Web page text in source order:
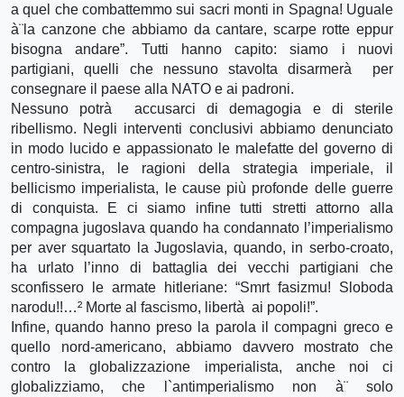
a quel che combattemmo sui sacri monti in Spagna! Uguale
à¨la canzone che abbiamo da cantare, scarpe rotte eppur
bisogna andare”. Tutti hanno capito: siamo i nuovi
partigiani, quelli che nessuno stavolta disarmerà per
consegnare il paese alla NATO e ai padroni.
Nessuno potrà accusarci di demagogia e di sterile
ribellismo. Negli interventi conclusivi abbiamo denunciato
in modo lucido e appassionato le malefatte del governo di
centro-sinistra, le ragioni della strategia imperiale, il
bellicismo imperialista, le cause più profonde delle guerre
di conquista. E ci siamo infine tutti stretti attorno alla
compagna jugoslava quando ha condannato l’imperialismo
per aver squartato la Jugoslavia, quando, in serbo-croato,
ha urlato l’inno di battaglia dei vecchi partigiani che
sconfissero le armate hitleriane: “Smrt fasizmu! Sloboda
narodu!!…² Morte al fascismo, libertà ai popoli!”.
Infine, quando hanno preso la parola il compagni greco e
quello nord-americano, abbiamo davvero mostrato che
contro la globalizzazione imperialista, anche noi ci
globalizziamo, che l`antimperialismo non à¨ solo